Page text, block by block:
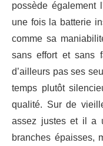
possède également
une fois la batterie
comme sa
sans effort et sans
d’ailleurs pas ses
temps plutôt
qualité. Sur de
assez justes et il a
branches épaisses,